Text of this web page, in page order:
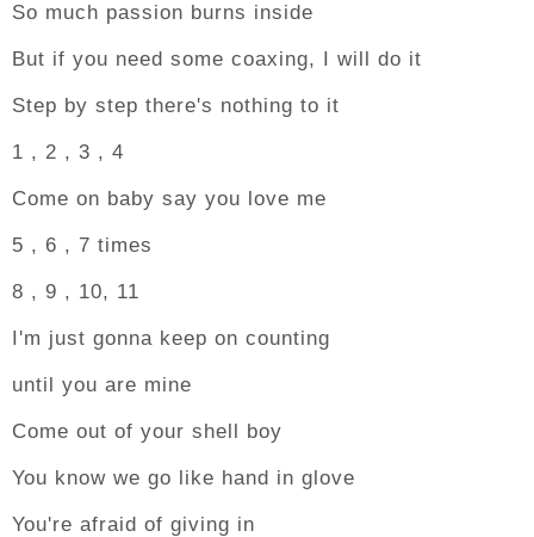
So much passion burns inside
But if you need some coaxing, I will do it
Step by step there's nothing to it
1 , 2 , 3 , 4
Come on baby say you love me
5 , 6 , 7 times
8 , 9 , 10, 11
I'm just gonna keep on counting
until you are mine
Come out of your shell boy
You know we go like hand in glove
You're afraid of giving in